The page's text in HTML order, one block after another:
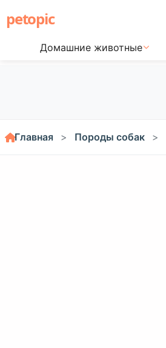
petopic
Домашние животные
Главная Породы собак